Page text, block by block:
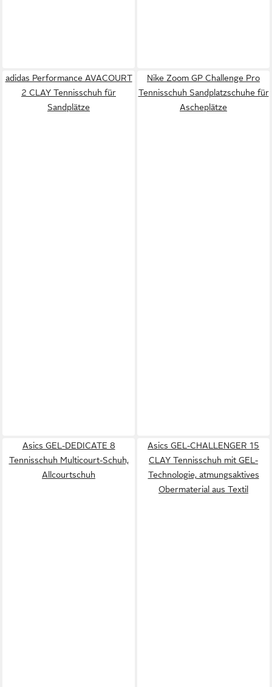
adidas Performance AVACOURT
2 CLAY Tennisschuh für
Sandplätze
Nike Zoom GP Challenge Pro
Tennisschuh Sandplatzschuhe für
Ascheplätze
Asics GEL-DEDICATE 8
Tennisschuh Multicourt-Schuh,
Allcourtschuh
Asics GEL-CHALLENGER 15
CLAY Tennisschuh mit GEL-
Technologie, atmungsaktives
Obermaterial aus Textil